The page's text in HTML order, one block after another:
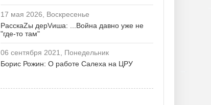
17 мая 2026, Воскресенье
РасскаZы дерVиша: ...Война давно уже не
"где-то там"
06 сентября 2021, Понедельник
Борис Рожин: О работе Салеха на ЦРУ